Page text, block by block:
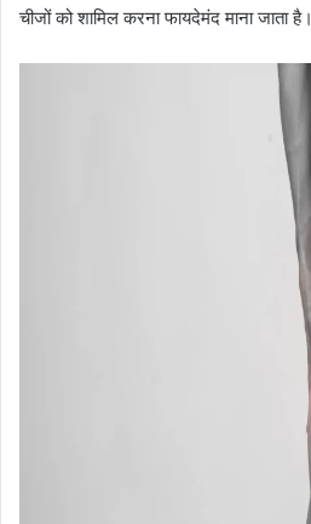
चीजों को शामिल करना फायदेमंद माना जाता है।